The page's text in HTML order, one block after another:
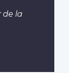
de la